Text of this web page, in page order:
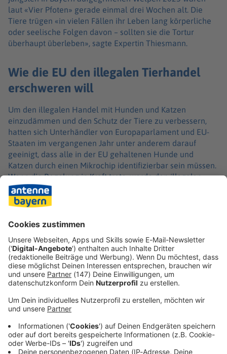
laut «Vier Pfoten» gerade einmal drei Wochen alt. Die
Tiere trügen «in vielen Fällen ihr Leben lang körperliche
oder seelische Folgen davon – sollten sie die Tortur
überhaupt überleben», sagte Expertin Thiesmann.
Wie die EU den illegalen Tierhandel
erschweren will
Um den illegalen Handel mit Hunden und Katzen
einzudämmen und den Schutz der Tiere zu verbessern,
hatten sich Unterhändler von Europaparlament und EU-
Staaten im vergangenen Jahr unter anderem darauf
geeinigt, dass alle in der EU gehaltenen Hunde und
Katzen durch einen Mikrochip identifizierbar sein müssen.
Wenn die Regelung in Kraft trete, werde den illegalen
Händlern das Geschäft deutlich erschwert, teilte die
Tierschutzorganisation mit. «Bis dahin erwarten wir von
der Bundesregierung, dass sie mit gutem Beispiel
vorangeht.»